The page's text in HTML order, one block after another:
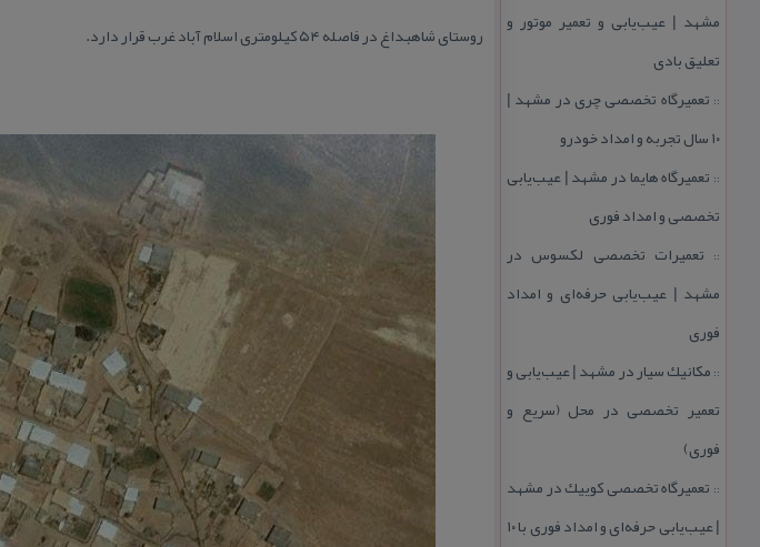
مشهد | عیب‌یابی و تعمیر موتور و
تعلیق بادی
:: تعمیرگاه تخصصی چری در مشهد |
۱۰ سال تجربه و امداد خودرو
:: تعمیرگاه هایما در مشهد | عیب‌یابی
تخصصی و امداد فوری
:: تعمیرات تخصصی لكسوس در
مشهد | عیب‌یابی حرفه‌ای و امداد
فوری
:: مكانیك سیار در مشهد | عیب‌یابی و
تعمیر تخصصی در محل (سریع و
فوری)
:: تعمیرگاه تخصصی كوییك در مشهد
| عیب‌یابی حرفه‌ای و امداد فوری با ۱۰
روستای شاهبداغ در فاصله ۵۴ كیلومتری اسلام آباد غرب قرار دارد.